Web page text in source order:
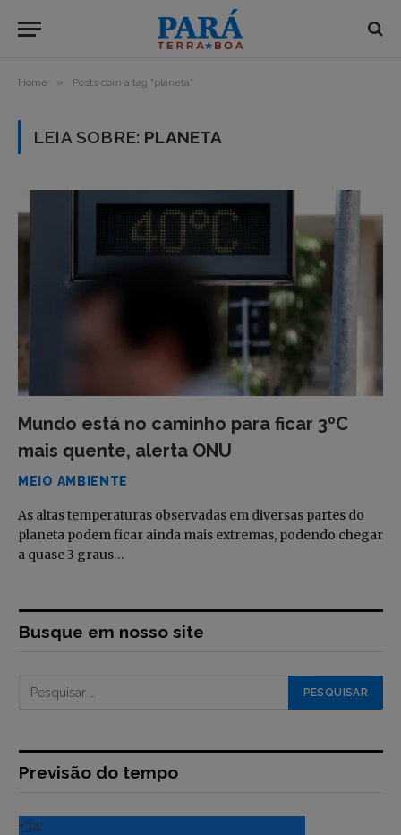
Home » Posts com a tag "planeta"
LEIA SOBRE: PLANETA
Mundo está no caminho para ficar 3ºC
mais quente, alerta ONU
MEIO AMBIENTE
As altas temperaturas observadas em diversas partes do
planeta podem ficar ainda mais extremas, podendo chegar
a quase 3 graus…
Busque em nosso site
Previsão do tempo
+34